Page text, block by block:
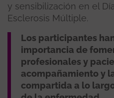
y sensibilización en el
Esclerosis Múltiple.
Los participantes
importancia de
profesionales y
acompañamiento y
compartida a lo